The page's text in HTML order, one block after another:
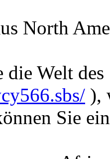
North
die Welt
),
Sie